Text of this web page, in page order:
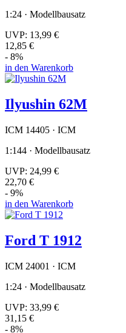
1:24 · Modellbausatz
UVP: 13,99 €
12,85 €
- 8%
in den Warenkorb
Ilyushin 62M
ICM 14405 · ICM
1:144 · Modellbausatz
UVP: 24,99 €
22,70 €
- 9%
in den Warenkorb
Ford T 1912
ICM 24001 · ICM
1:24 · Modellbausatz
UVP: 33,99 €
31,15 €
- 8%